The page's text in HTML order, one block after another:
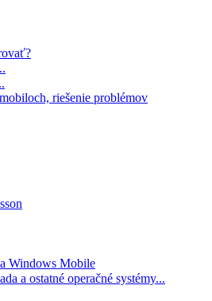
riešenie problémov
Windows Mobile
a ostatné operačné systémy...